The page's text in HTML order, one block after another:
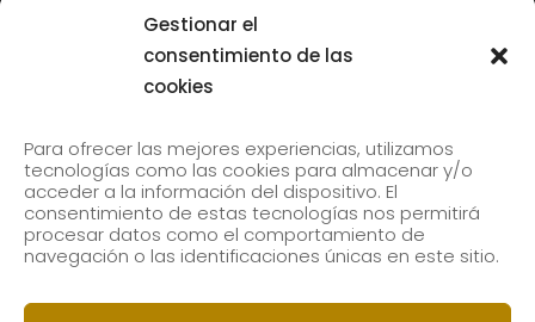
Gestionar el
consentimiento de las
cookies
Para ofrecer las mejores experiencias, utilizamos
tecnologías como las cookies para almacenar y/o
acceder a la información del dispositivo. El
consentimiento de estas tecnologías nos permitirá
procesar datos como el comportamiento de
navegación o las identificaciones únicas en este sitio.
Tolliver en el 61 Jazzaldia
Subscribe to our newsletter to receive our news by
email.